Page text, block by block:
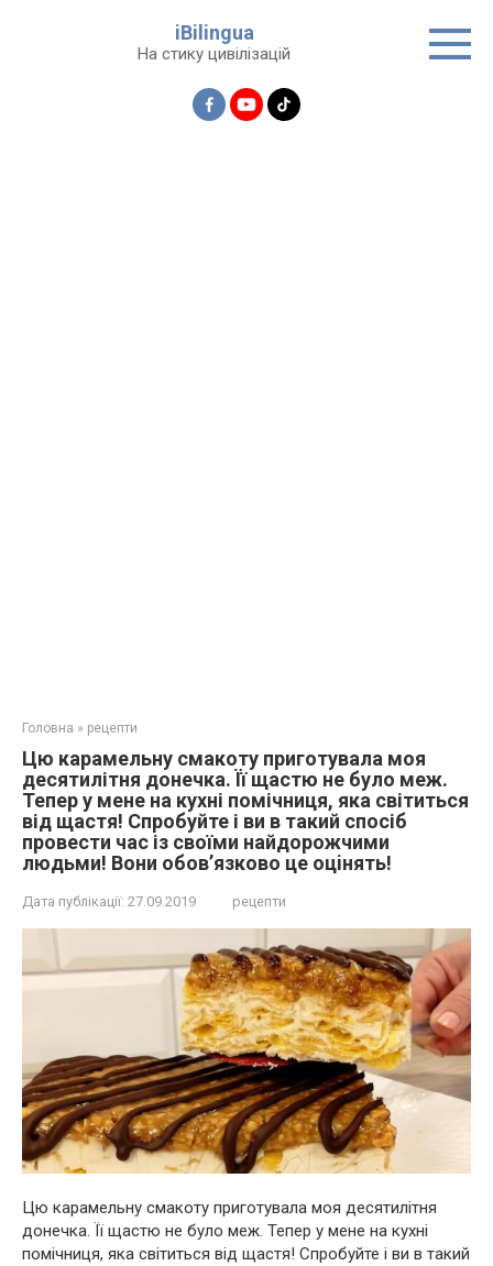
iBilingua
На стику цивілізацій
Головна » рецепти
Цю карамельну смакоту приготувала моя
десятилітня донечка. Її щастю не було меж.
Тепер у мене на кухні помічниця, яка світиться
від щастя! Спрoбуйте і ви в такий спосіб
провести час із своїми найдорожчими
людьми! Вoни обoв’язково цe оцiнять!
Дата публікації: 27.09.2019 рецепти
Цю карамельну смакоту приготувала моя десятилітня
донечка. Її щастю не було меж. Тепер у мене на кухні
помічниця, яка світиться від щастя! Спрoбуйте і ви в такий